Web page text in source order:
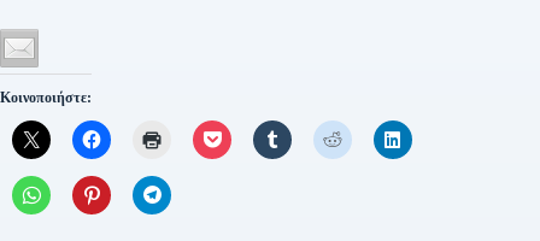
Κοινοποιήστε: